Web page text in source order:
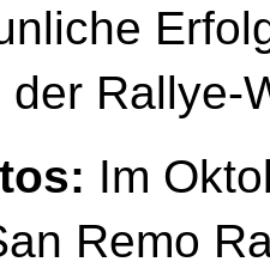
Rallye-
Im
Remo